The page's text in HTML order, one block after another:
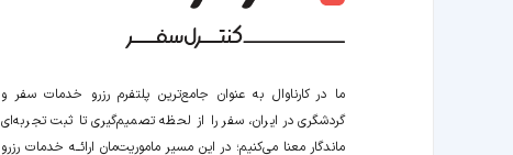
ما در کارناوال به عنوان جامع‌ترین پلتفرم رزرو خدمات سفر و
گردشگری در ایران، سفر را از لحظه‌ تصمیم‌گیری تا ثبت تجربه‌ای
ماندگار معنا می‌کنیم؛ در این مسیر‍ ماموریت‌مان اراﺋــﻪ خدمات رزرو